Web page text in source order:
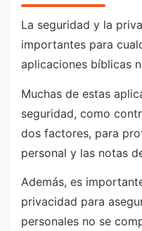
La seguridad y la
importantes para
aplicaciones bíblicas
Muchas de estas
seguridad, como
dos factores, para
personal y las notas
Además, es
privacidad para
personales no se